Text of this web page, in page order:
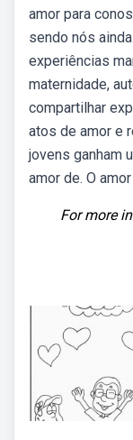
amor para
sendo nós
experiências
maternidade,
compartilhar
atos de amor e
jovens ganham
amor de. O
For more